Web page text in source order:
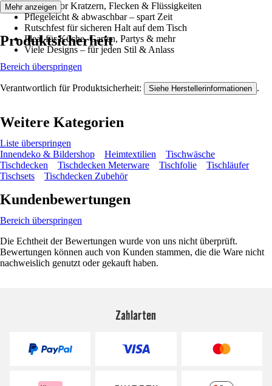
Schützt vor Kratzern, Flecken & Flüssigkeiten
Pflegeleicht & abwaschbar – spart Zeit
Rutschfest für sicheren Halt auf dem Tisch
Ideal für Küche, Garten, Partys & mehr
Viele Designs – für jeden Stil & Anlass
Mehr anzeigen
Produktsicherheit
Bereich überspringen
Verantwortlich für Produktsicherheit: Siehe Herstellerinformationen .
Weitere Kategorien
Liste überspringen
Innendeko & Bildershop
Heimtextilien
Tischwäsche
Tischdecken
Tischdecken Meterware Tischfolie
Tischläufer
Tischsets
Tischdecken Zubehör
Kundenbewertungen
Bereich überspringen
Die Echtheit der Bewertungen wurde von uns nicht überprüft.
Bewertungen können auch von Kunden stammen, die die Ware nicht
nachweislich genutzt oder gekauft haben.
Zahlarten